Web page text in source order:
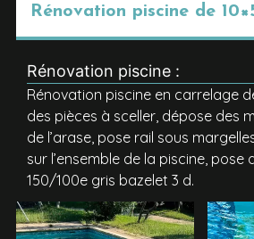
Rénovation piscine de
Rénovation piscine :
Rénovation piscine en carrelage
des pièces à sceller, dépose des
de l’arase, pose rail sous
sur l’ensemble de la piscine, pose
150/100e gris bazelet 3 d.